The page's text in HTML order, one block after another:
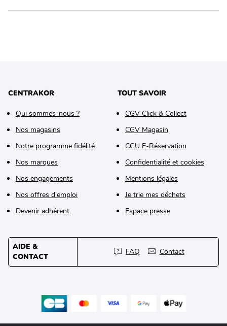
CENTRAKOR
Qui sommes-nous ?
Nos magasins
Notre programme fidélité
Nos marques
Nos engagements
Nos offres d'emploi
Devenir adhérent
TOUT SAVOIR
CGV Click & Collect
CGV Magasin
CGU E-Réservation
Confidentialité et cookies
Mentions légales
Je trie mes déchets
Espace presse
AIDE &
CONTACT
FAQ Contact